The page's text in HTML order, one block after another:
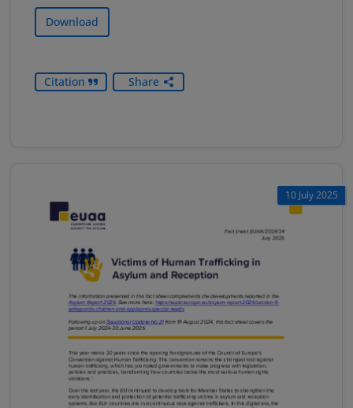
Download
Citation Share
10 July 2025